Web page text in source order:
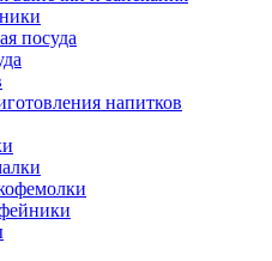
посуда
напитков